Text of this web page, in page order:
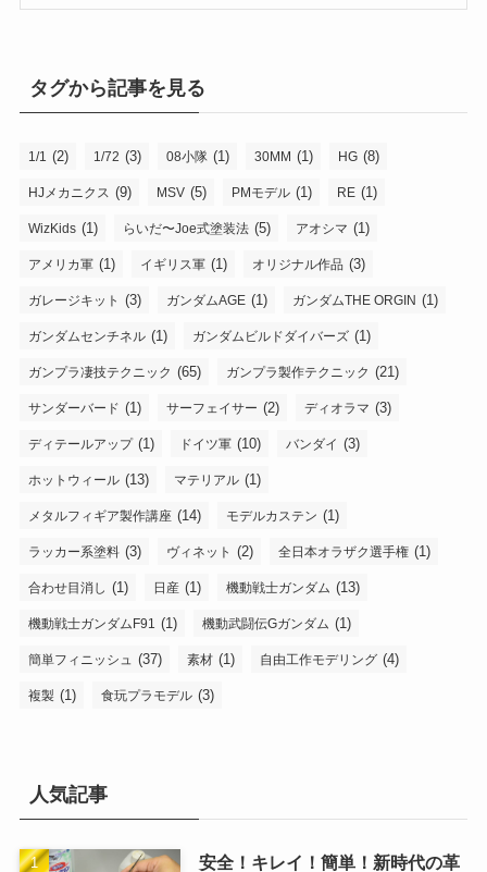
タグから記事を見る
1/1 (2) 1/72 (3) 08小隊 (1) 30MM (1) HG (8)
HJメカニクス (9) MSV (5) PMモデル (1) RE (1)
WizKids (1) らいだ〜Joe式塗装法 (5) アオシマ (1)
アメリカ軍 (1) イギリス軍 (1) オリジナル作品 (3)
ガレージキット (3) ガンダムAGE (1) ガンダムTHE ORGIN (1)
ガンダムセンチネル (1) ガンダムビルドダイバーズ (1)
ガンプラ凄技テクニック (65) ガンプラ製作テクニック (21)
サンダーバード (1) サーフェイサー (2) ディオラマ (3)
ディテールアップ(1) ドイツ軍 (10) バンダイ (3)
ホットウィール (13) マテリアル (1)
メタルフィギア製作講座 (14) モデルカステン (1)
ラッカー系塗料 (3) ヴィネット (2) 全日本オラザク選手権 (1)
合わせ目消し (1) 日産 (1) 機動戦士ガンダム (13)
機動戦士ガンダムF91 (1) 機動武闘伝Gガンダム (1)
簡単フィニッシュ (37) 素材 (1) 自由工作モデリング (4)
複製 (1) 食玩プラモデル (3)
人気記事
安全！キレイ！簡単！新時代の革